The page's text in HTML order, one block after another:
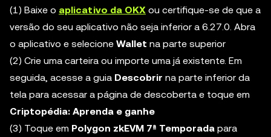
(1) Baixe o aplicativo da OKX ou certifique-se de que a
versão do seu aplicativo não seja inferior a 6.27.0. Abra
o aplicativo e selecione Wallet na parte superior
(2) Crie uma carteira ou importe uma já existente. Em
seguida, acesse a guia Descobrir na parte inferior da
tela para acessar a página de descoberta e toque em
Criptopédia: Aprenda e ganhe
(3) Toque em Polygon zkEVM 7ª Temporada para